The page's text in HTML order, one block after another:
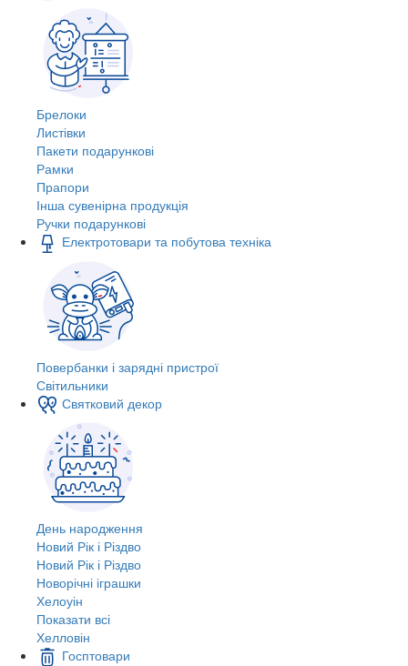
Брелоки
Листівки
Пакети подарункові
Рамки
Прапори
Інша сувенірна продукція
Ручки подарункові
Електротовари та побутова техніка
Повербанки і зарядні пристрої
Світильники
Святковий декор
День народження
Новий Рік і Різдво
Новий Рік і Різдво
Новорічні іграшки
Хелоуін
Показати всі
Хелловін
Госптовари